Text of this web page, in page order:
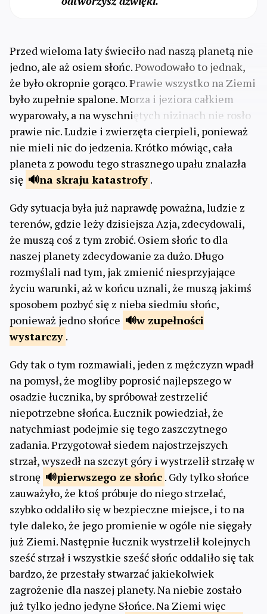
Przed wieloma laty świeciło nad naszą planetą nie
jedno, ale aż osiem słońc. Powodowało to jednak,
że było okropnie gorąco. Prawie wszystko na Ziemi
było zupełnie spalone. Morza i jeziora całkiem
wyparowały, a na wyschniętych nizinach nie rosło
prawie nic. Ludzie i zwierzęta cierpieli, ponieważ
nie mieli nic do jedzenia. Krótko mówiąc, cała
planeta z powodu tego strasznego upału znalazła
się
na skraju katastrofy .
Gdy sytuacja była już naprawdę poważna, ludzie z
terenów, gdzie leży dzisiejsza Azja, zdecydowali,
że muszą coś z tym zrobić. Osiem słońc to dla
naszej planety zdecydowanie za dużo. Długo
rozmyślali nad tym, jak zmienić niesprzyjające
życiu warunki, aż w końcu uznali, że muszą jakimś
sposobem pozbyć się z nieba siedmiu słońc,
ponieważ jedno słońce
w zupełności
wystarczy .
Gdy tak o tym rozmawiali, jeden z mężczyzn wpadł
na pomysł, że mogliby poprosić najlepszego w
osadzie łucznika, by spróbował zestrzelić
niepotrzebne słońca. Łucznik powiedział, że
natychmiast podejmie się tego zaszczytnego
zadania. Przygotował siedem najostrzejszych
strzał, wyszedł na szczyt góry i wystrzelił strzałę w
stronę
pierwszego ze słońc . Gdy tylko słońce
zauważyło, że ktoś próbuje do niego strzelać,
szybko oddaliło się w bezpieczne miejsce, i to na
tyle daleko, że jego promienie w ogóle nie sięgały
już Ziemi. Następnie łucznik wystrzelił kolejnych
sześć strzał i wszystkie sześć słońc oddaliło się tak
bardzo, że przestały stwarzać jakiekolwiek
zagrożenie dla naszej planety. Na niebie zostało
już tylko jedno jedyne Słońce. Na Ziemi więc